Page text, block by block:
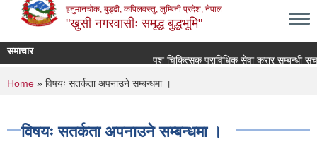
हनुमानचोक, बुड्ढी, कपिलवस्तु, लुम्बिनी प्रदेश, नेपाल
"खुसी नगरवासीः समृद्ध बुद्धभूमि"
समाचार
पशु चिकित्सक प्राविधिक सेवा करार सम्बन्धी
You are here
Home » विषयः सतर्कता अपनाउने सम्बन्धमा ।
विषयः सतर्कता अपनाउने सम्बन्धमा ।